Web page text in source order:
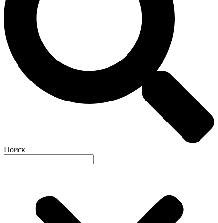
Поиск